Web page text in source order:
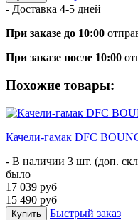
- Доставка 4-5 дней
При заказе до 10:00
При заказе после 10:00
Похожие товары:
Качели-гамак DFC
- В наличии 3 шт. (доп.
было
17 039 руб
15 490 руб
Купить
Быстрый заказ